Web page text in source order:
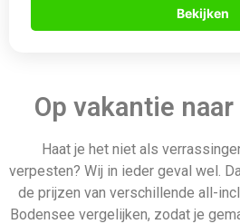
Bekijken
Op vakantie
Haat je het niet als
verpesten? Wij in ieder geval wel.
de prijzen van verschillende all-
Bodensee vergelijken, zodat je